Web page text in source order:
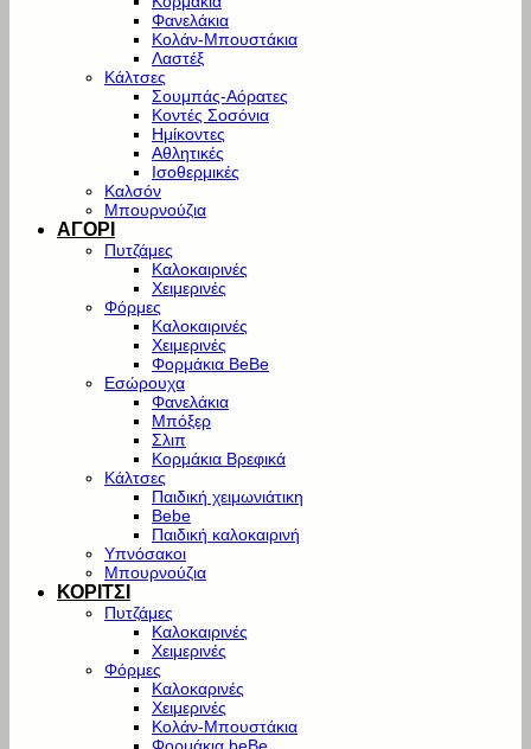
Φανελάκια
Κολάν-Μπουστάκια
Λαστέξ
Κάλτσες
Σουμπάς-Αόρατες
Κοντές Σοσόνια
Ημίκοντες
Αθλητικές
Ισοθερμικές
Καλσόν
Μπουρνούζια
ΑΓΟΡΙ
Πυτζάμες
Καλοκαιρινές
Χειμερινές
Φόρμες
Καλοκαιρινές
Χειμερινές
Φορμάκια BeBe
Εσώρουχα
Φανελάκια
Μπόξερ
Σλιπ
Κορμάκια Βρεφικά
Κάλτσες
Παιδική χειμωνιάτικη
Bebe
Παιδική καλοκαιρινή
Υπνόσακοι
Μπουρνούζια
ΚΟΡΙΤΣΙ
Πυτζάμες
Καλοκαιρινές
Χειμερινές
Φόρμες
Καλοκαρινές
Χειμερινές
Κολάν-Μπουστάκια